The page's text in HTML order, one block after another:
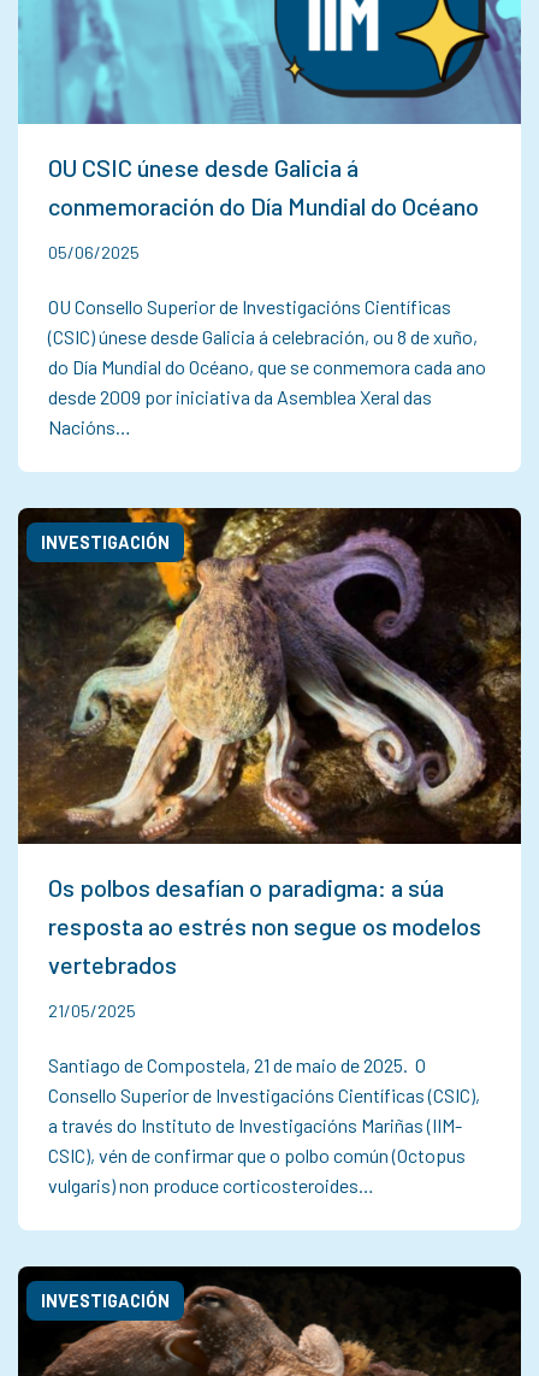
OU CSIC únese desde Galicia á
conmemoración do Día Mundial do Océano
05/06/2025
OU Consello Superior de Investigacións Científicas
(CSIC) únese desde Galicia á celebración, ou 8 de xuño,
do Día Mundial do Océano, que se conmemora cada ano
desde 2009 por iniciativa da Asemblea Xeral das
Nacións…
Os polbos desafían o paradigma: a súa
resposta ao estrés non segue os modelos
vertebrados
INVESTIGACIÓN
21/05/2025
Santiago de Compostela, 21 de maio de 2025. O
Consello Superior de Investigacións Científicas (CSIC),
a través do Instituto de Investigacións Mariñas (IIM-
CSIC), vén de confirmar que o polbo común (Octopus
vulgaris) non produce corticosteroides…
INVESTIGACIÓN